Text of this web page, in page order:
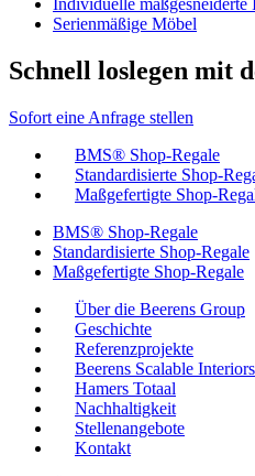
Individuelle maßgesneiderte
Serienmäßige Möbel
Schnell loslegen mit
Sofort eine Anfrage stellen
BMS® Shop-Regale
Standardisierte Shop-
Maßgefertigte Shop-
BMS® Shop-Regale
Standardisierte Shop-Regale
Maßgefertigte Shop-Regale
Über die Beerens Group
Geschichte
Referenzprojekte
Beerens Scalable Interiors
Hamers Totaal
Nachhaltigkeit
Stellenangebote
Kontakt